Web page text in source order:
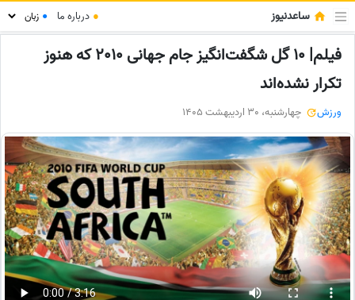
ساعدنیوز ● درباره ما ●
فیلم| 10 گل شگفت‌انگیز جام جهانی 2010 که هنوز
تکرار نشده‌اند
ورزش چهارشنبه، 30 اردیبهشت 1405